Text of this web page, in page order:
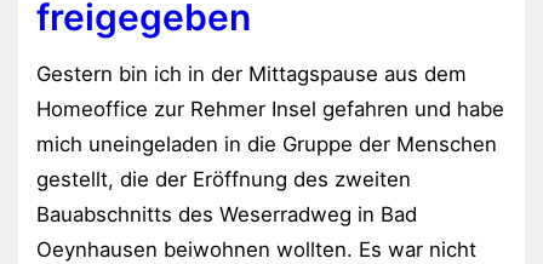
freigegeben
Gestern bin ich in der Mittagspause aus dem
Homeoffice zur Rehmer Insel gefahren und habe
mich uneingeladen in die Gruppe der Menschen
gestellt, die der Eröffnung des zweiten
Bauabschnitts des Weserradweg in Bad
Oeynhausen beiwohnen wollten. Es war nicht